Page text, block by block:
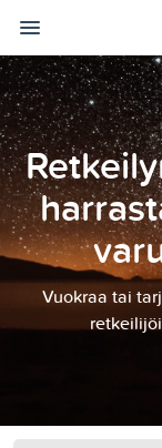
Vuokraa tai